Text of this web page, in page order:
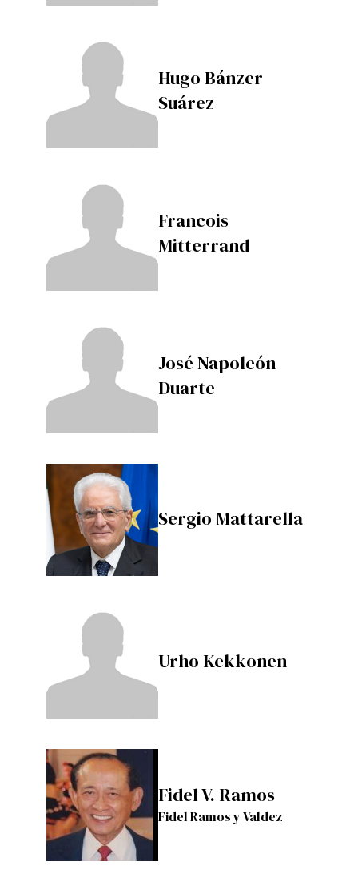
Hugo Bánzer
Suárez
Francois
Mitterrand
José Napoleón
Duarte
Sergio Mattarella
Urho Kekkonen
Fidel V. Ramos
Fidel Ramos y Valdez